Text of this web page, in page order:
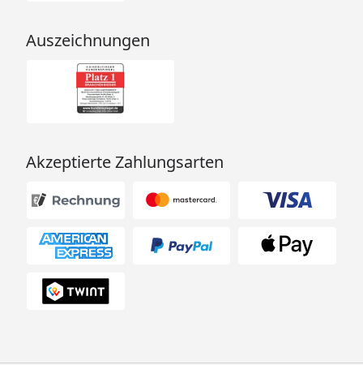
Auszeichnungen
Akzeptierte Zahlungsarten